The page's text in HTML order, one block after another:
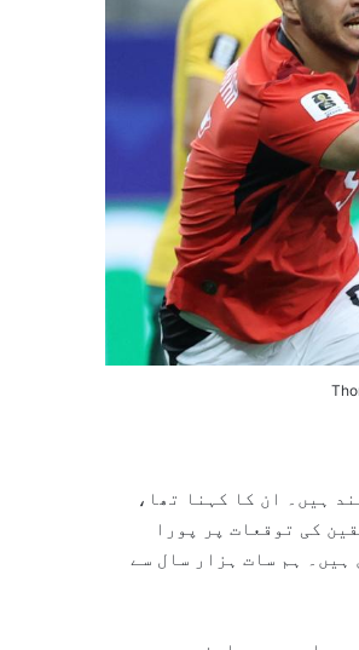
ہیں۔ ان کا کہنا تھا،
کی توقعات پر پورا
ہیں۔ ہم سات ہزار سال سے